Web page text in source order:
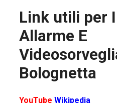
Link utili per
Allarme E
Bolognetta
YouTube Wikipedia